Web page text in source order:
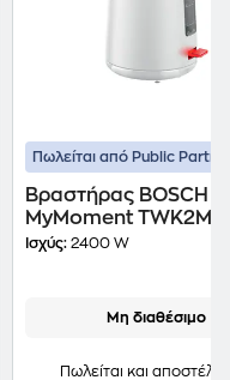
Πωλείται από Public
Βραστήρας BOSCH
MyMoment
2400 W 1.7 L Λευκό
Ισχύς: 2400 W
Μη διαθέσιμο
Πωλείται και